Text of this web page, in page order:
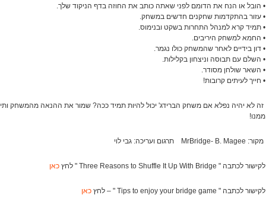
• הובל או הנח את הדומם לפני שאתה כותב את החוזה בדף הניקוד שלך.
• עזור בהתקדמות שחקנים חדשים במשחק.
• תמיד קרא למנהל התחרות בשקט ובנימוס.
• החמא למשחק היריבים.
• דון בידיים לאחר שהמשחק כולו נגמר.
• השלם עם תבוסה וניצחון בקלילות.
• השאר שולחן מסודר.
• חייך לעיתים קרובות!
זה לא יהיה נפלא אם משחק הברידג' יכול להיות תמיד ככה? שמור את ההנאה מהמשחק
ממנו!
מקור: MrBridge- B. Magee תרגום ועריכה: גבי לוי
לקישור לכתבה " Three Reasons to Shuffle It Up With Bridge " לחץ כאן
לקישור לכתבה " Tips to enjoy your bridge game " – לחץ כאן